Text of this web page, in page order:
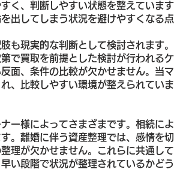
く、判断しやすい状態を整えていま
出してしまう状況を避けやすくなる
も現実的な判断として検討されます
で買取を前提とした検討が行われる
面、条件の比較が欠かせません。当
、比較しやすい環境が整えられてい
ー様によってさまざまです。相続に
。離婚に伴う資産整理では、感情を
理が欠かせません。これらに共通し
い段階で状況が整理されているかど